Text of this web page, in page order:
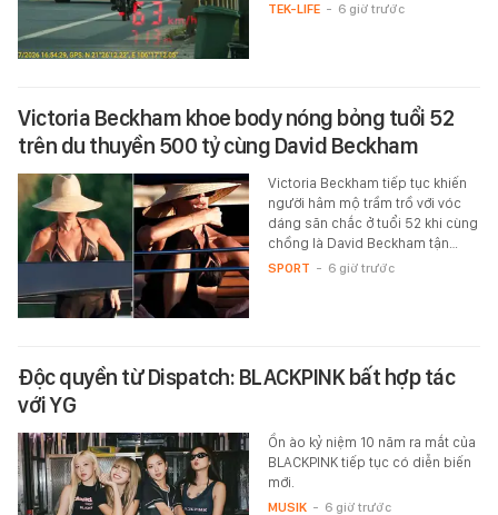
TEK-LIFE - 6 giờ trước
Victoria Beckham khoe body nóng bỏng tuổi 52
trên du thuyền 500 tỷ cùng David Beckham
Victoria Beckham tiếp tục khiến
người hâm mộ trầm trồ với vóc
dáng săn chắc ở tuổi 52 khi cùng
chồng là David Beckham tận…
SPORT - 6 giờ trước
Độc quyền từ Dispatch: BLACKPINK bất hợp tác
với YG
Ồn ào kỷ niệm 10 năm ra mắt của
BLACKPINK tiếp tục có diễn biến
mới.
MUSIK - 6 giờ trước